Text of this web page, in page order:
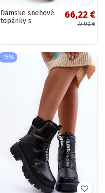
Dámske snehové
topánky s
66,22 €
77,90 €
-15%